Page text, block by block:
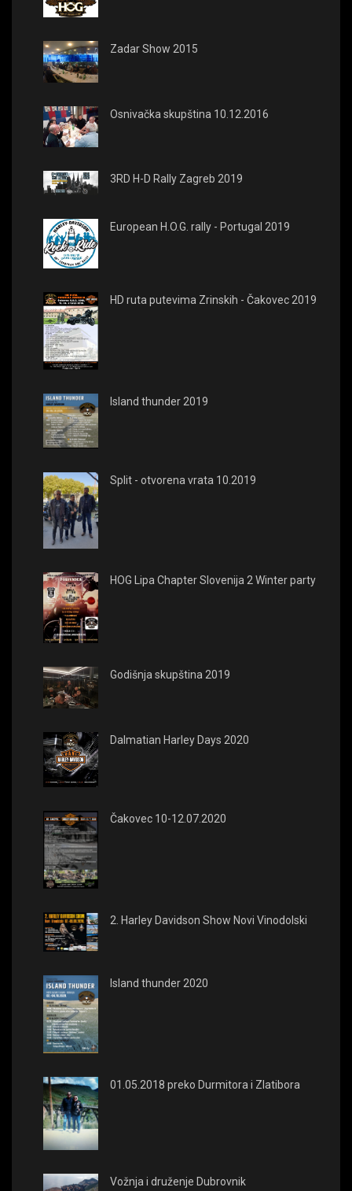
Zadar Show 2015
Osnivačka skupština 10.12.2016
3RD H-D Rally Zagreb 2019
European H.O.G. rally - Portugal 2019
HD ruta putevima Zrinskih - Čakovec 2019
Island thunder 2019
Split - otvorena vrata 10.2019
HOG Lipa Chapter Slovenija 2 Winter party
Godišnja skupština 2019
Dalmatian Harley Days 2020
Čakovec 10-12.07.2020
2. Harley Davidson Show Novi Vinodolski
Island thunder 2020
01.05.2018 preko Durmitora i Zlatibora
Vožnja i druženje Dubrovnik